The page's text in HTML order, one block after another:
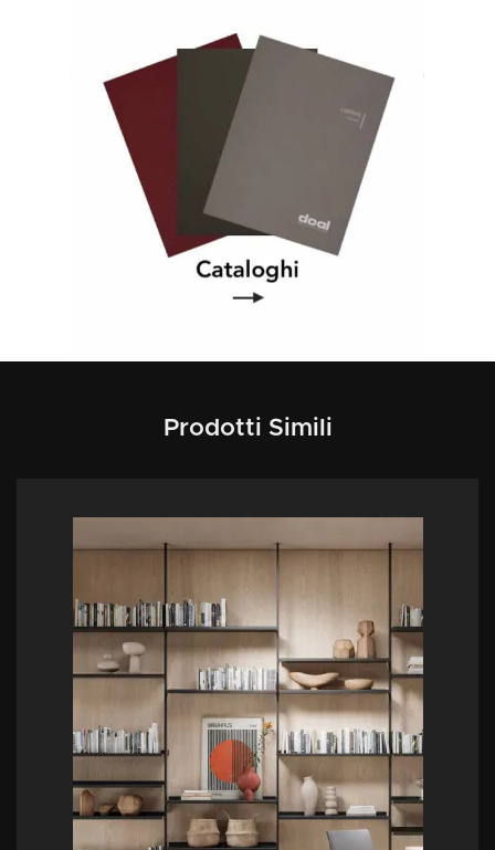
Prodotti Simili